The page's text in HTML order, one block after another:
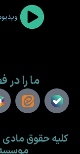
ما را
کلیه حقوق